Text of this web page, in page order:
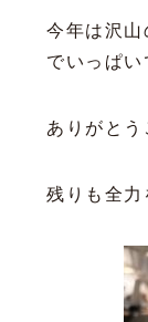
今年は沢山
でいっぱい
ありがとう
残りも全力